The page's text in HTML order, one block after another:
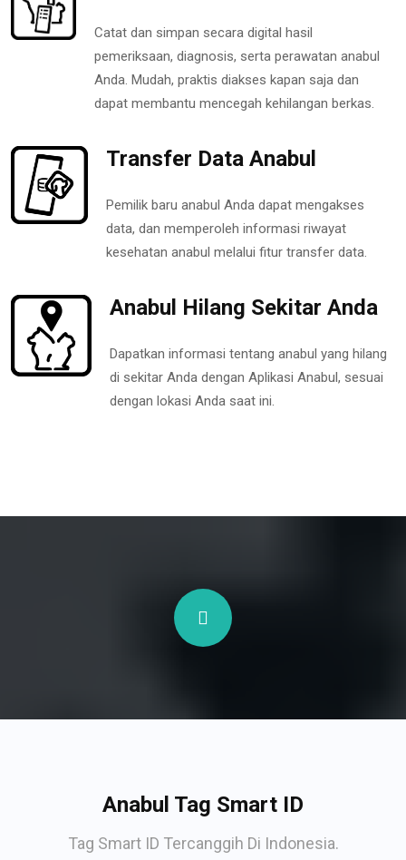
Catat dan simpan secara digital hasil
pemeriksaan, diagnosis, serta perawatan anabul
Anda. Mudah, praktis diakses kapan saja dan
dapat membantu mencegah kehilangan berkas.
Transfer Data Anabul
Pemilik baru anabul Anda dapat mengakses
data, dan memperoleh informasi riwayat
kesehatan anabul melalui fitur transfer data.
Anabul Hilang Sekitar Anda
Dapatkan informasi tentang anabul yang hilang
di sekitar Anda dengan Aplikasi Anabul, sesuai
dengan lokasi Anda saat ini.
Anabul Tag Smart ID
Tag Smart ID Tercanggih Di Indonesia.